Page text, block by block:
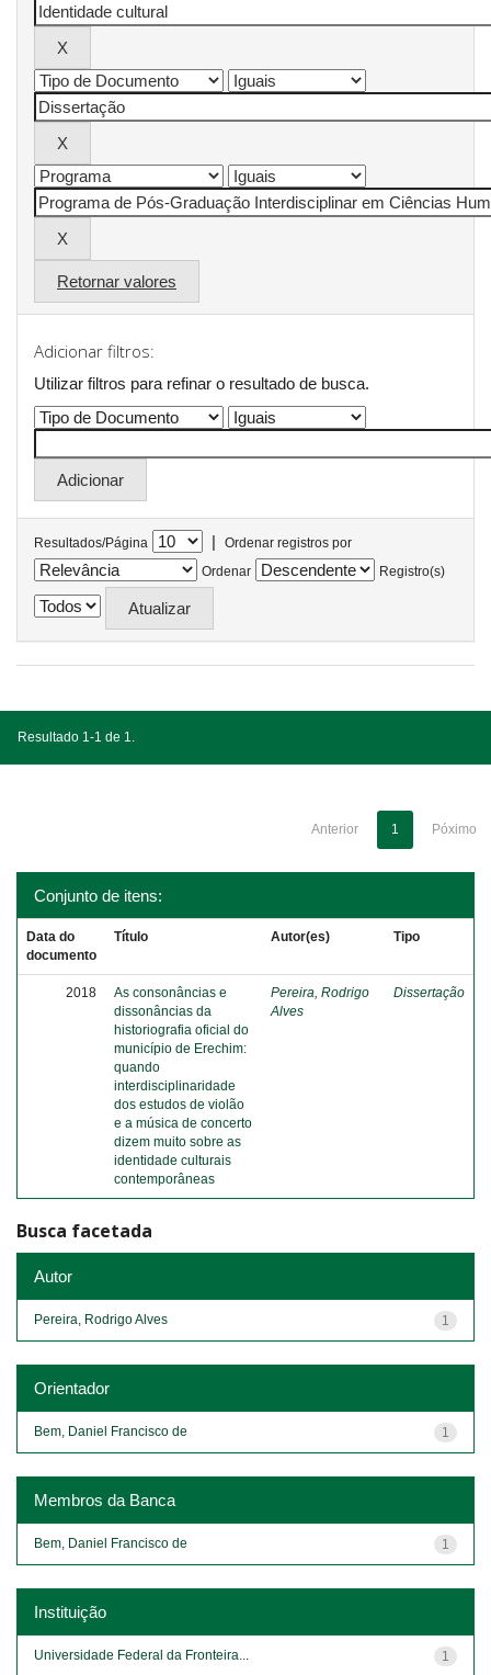
Retornar valores
Adicionar filtros:
Utilizar filtros para refinar o resultado de busca.
Resultados/Página |
Ordenar registros por
Ordenar
Registro(s)
Resultado 1-1 de 1.
Anterior 1 Póximo
Conjunto de itens:
Data do
documento
Título Autor(es) Tipo
2018
As consonâncias e
dissonâncias da
historiografia oficial do
município de Erechim:
quando
interdisciplinaridade
dos estudos de violão
e a música de concerto
dizem muito sobre as
identidade culturais
contemporâneas
Pereira, Rodrigo
Alves
Dissertação
Busca facetada
Autor
1
Pereira, Rodrigo Alves
Orientador
1
Bem, Daniel Francisco de
Membros da Banca
1
Bem, Daniel Francisco de
Instituição
1
Universidade Federal da Fronteira...